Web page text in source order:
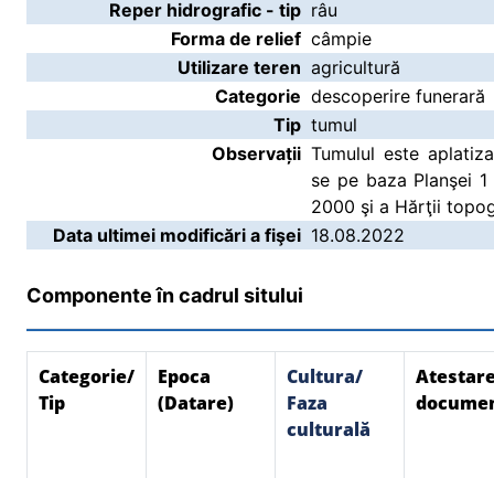
Reper hidrografic - tip râu
Forma de relief câmpie
Utilizare teren agricultură
Categorie descoperire funerară
Tip tumul
Observații Tumulul este
se pe baza Planşei
2000 şi a Hărţii
Data ultimei modificări a fişei 18.08.2022
Componente în cadrul sitului
Categorie/
Tip
Epoca
(Datare)
Cultura/
Faza
culturală